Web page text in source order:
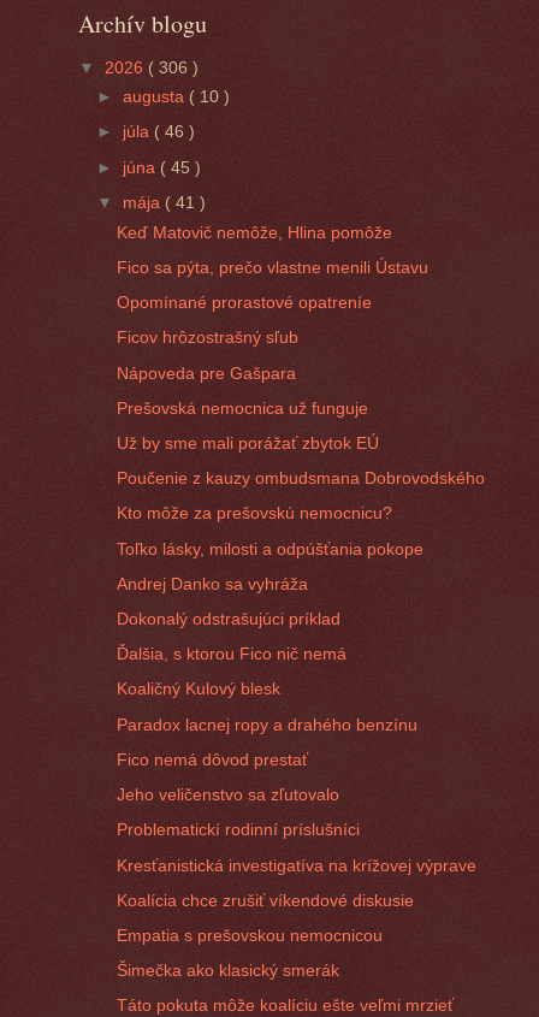
Archív blogu
▼ 2026 ( 306 )
►augusta ( 10 )
► júla ( 46 )
► júna ( 45 )
▼ mája ( 41 )
Keď Matovič nemôže, Hlina pomôže
Fico sa pýta, prečo vlastne menili Ústavu
Opomínané prorastové opatreníe
Ficov hrôzostrašný sľub
Nápoveda pre Gašpara
Prešovská nemocnica už funguje
Už by sme mali porážať zbytok EÚ
Poučenie z kauzy ombudsmana Dobrovodského
Kto môže za prešovskú nemocnicu?
Toľko lásky, milosti a odpúšťania pokope
Andrej Danko sa vyhráža
Dokonalý odstrašujúci príklad
Ďalšia, s ktorou Fico nič nemá
Koaličný Kulový blesk
Paradox lacnej ropy a drahého benzínu
Fico nemá dôvod prestať
Jeho veličenstvo sa zľutovalo
Problematickí rodinní príslušníci
Kresťanistická investigatíva na krížovej výprave
Koalícia chce zrušiť víkendové diskusie
Empatia s prešovskou nemocnicou
Šimečka ako klasický smerák
Táto pokuta môže koalíciu ešte veľmi mrzieť